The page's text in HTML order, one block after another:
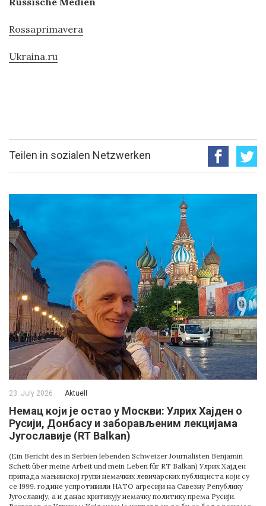
Rossaprimavera
Ukraina.ru
Teilen in sozialen Netzwerken
23. July 2026 Aktuell
Немац који је остао у Москви: Улрих Хајден о
Русији, Донбасу и заборављеним лекцијама
Југославије (RT Balkan)
(Ein Bericht des in Serbien lebenden Schweizer Journalisten Benjamin
Schett über meine Arbeit und mein Leben für RT Balkan) Улрих Хајден
припада мањинској групи немачких левичарских публициста који су
се 1999. године успротивили НАТО агресији на Савезну Републику
Југославију, а и данас критикују немачку политику према Русији.